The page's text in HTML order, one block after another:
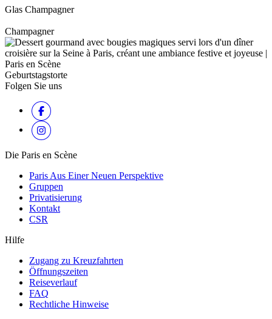
Glas Champagner
Champagner
Geburtstagstorte
Folgen Sie uns
Die Paris en Scène
Paris Aus Einer Neuen Perspektive
Gruppen
Privatisierung
Kontakt
CSR
Hilfe
Zugang zu Kreuzfahrten
Öffnungszeiten
Reiseverlauf
FAQ
Rechtliche Hinweise